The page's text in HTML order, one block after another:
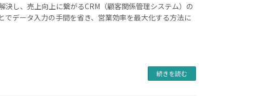
し、売上向上に繋がるCRM（顧客関係管理システム）の
データ入力の手間を省き、営業効率を最大化する方法に
続きを読む